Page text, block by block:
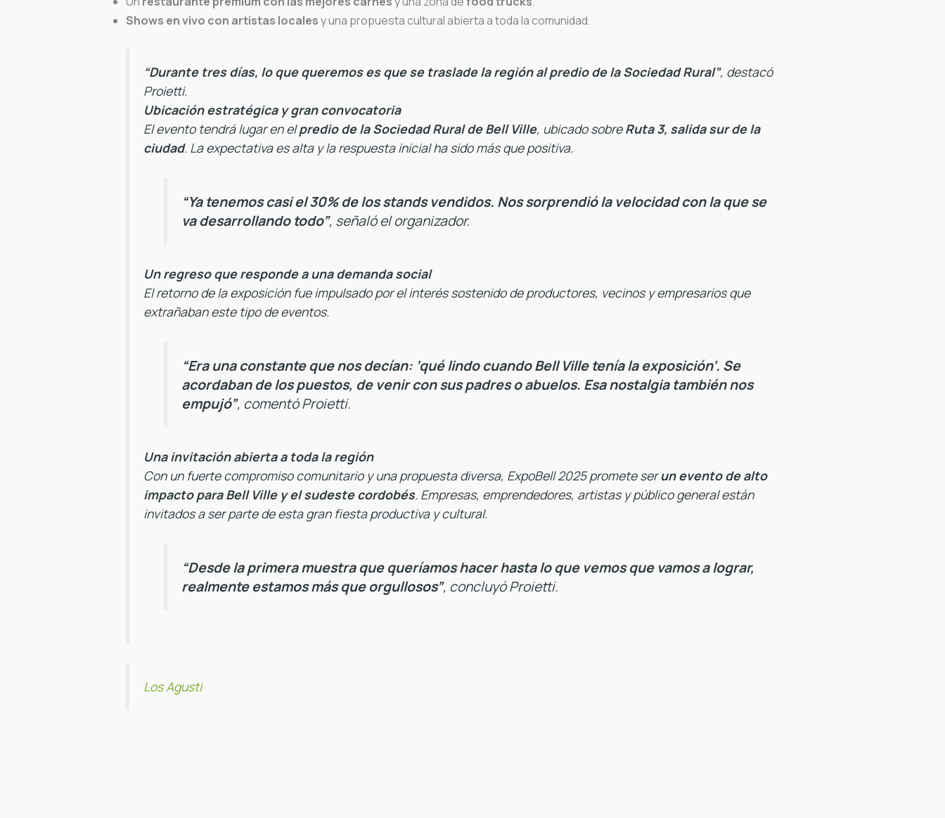
Shows en vivo con artistas localesy una propuesta cultural abierta a toda la comunidad.
“Durante tres días, lo que queremos es que se traslade la región al predio de la Sociedad Rural”, destacó
Proietti.
Ubicación estratégica y gran convocatoria
El evento tendrá lugar en elpredio de la Sociedad Rural de Bell Ville, ubicado sobreRuta 3, salida sur de la
ciudad. La expectativa es alta y la respuesta inicial ha sido más que positiva.
“Ya tenemos casi el 30% de los stands vendidos. Nos sorprendió la velocidad con la que se
va desarrollando todo”, señaló el organizador.
Un regreso que responde a una demanda social
El retorno de la exposición fue impulsado por el interés sostenido de productores, vecinos y empresarios que
extrañaban este tipo de eventos.
“Era una constante que nos decían: ‘qué lindo cuando Bell Ville tenía la exposición’. Se
acordaban de los puestos, de venir con sus padres o abuelos. Esa nostalgia también nos
empujó”, comentó Proietti.
Una invitación abierta a toda la región
Con un fuerte compromiso comunitario y una propuesta diversa, ExpoBell 2025 promete serun evento de alto
impacto para Bell Ville y el sudeste cordobés. Empresas, emprendedores, artistas y público general están
invitados a ser parte de esta gran fiesta productiva y cultural.
“Desde la primera muestra que queríamos hacer hasta lo que vemos que vamos a lograr,
realmente estamos más que orgullosos”, concluyó Proietti.
Los Agusti